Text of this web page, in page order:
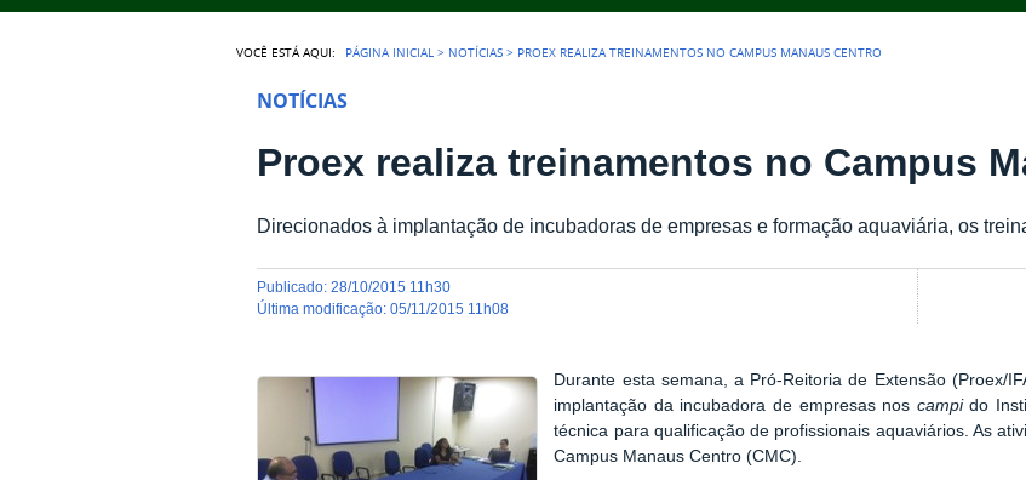
VOCÊ ESTÁ AQUI: PÁGINA INICIAL > NOTÍCIAS > PROEX REALIZA TREINAMENTOS NO CAMPUS MANAUS CENTRO
NOTÍCIAS
Proex realiza treinamentos no Campus
Direcionados à implantação de incubadoras de empresas e formação aquaviária, os
publicado: 28/10/2015 11h30
última modificação: 05/11/2015 11h08
Durante esta semana, a Pró-Reitoria de Extensão (Proex/
implantação da incubadora de empresas nos campido
técnica para qualificação de profissionais aquaviários. As
Campus Manaus Centro (CMC).